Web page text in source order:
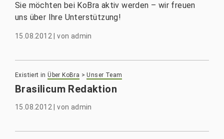
Sie möchten bei KoBra aktiv werden – wir freuen
uns über Ihre Unterstützung!
15.08.2012 |von admin
Existiert in Über KoBra >Unser Team
Brasilicum Redaktion
15.08.2012 |von admin